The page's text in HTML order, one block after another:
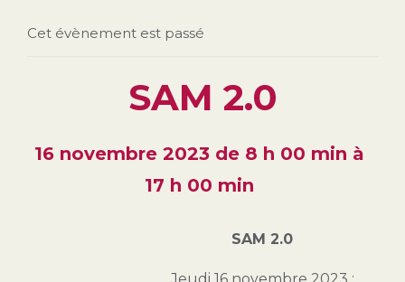
Cet évènement est passé
SAM 2.0
16 novembre 2023 de 8 h 00 min à
17 h 00 min
SAM 2.0